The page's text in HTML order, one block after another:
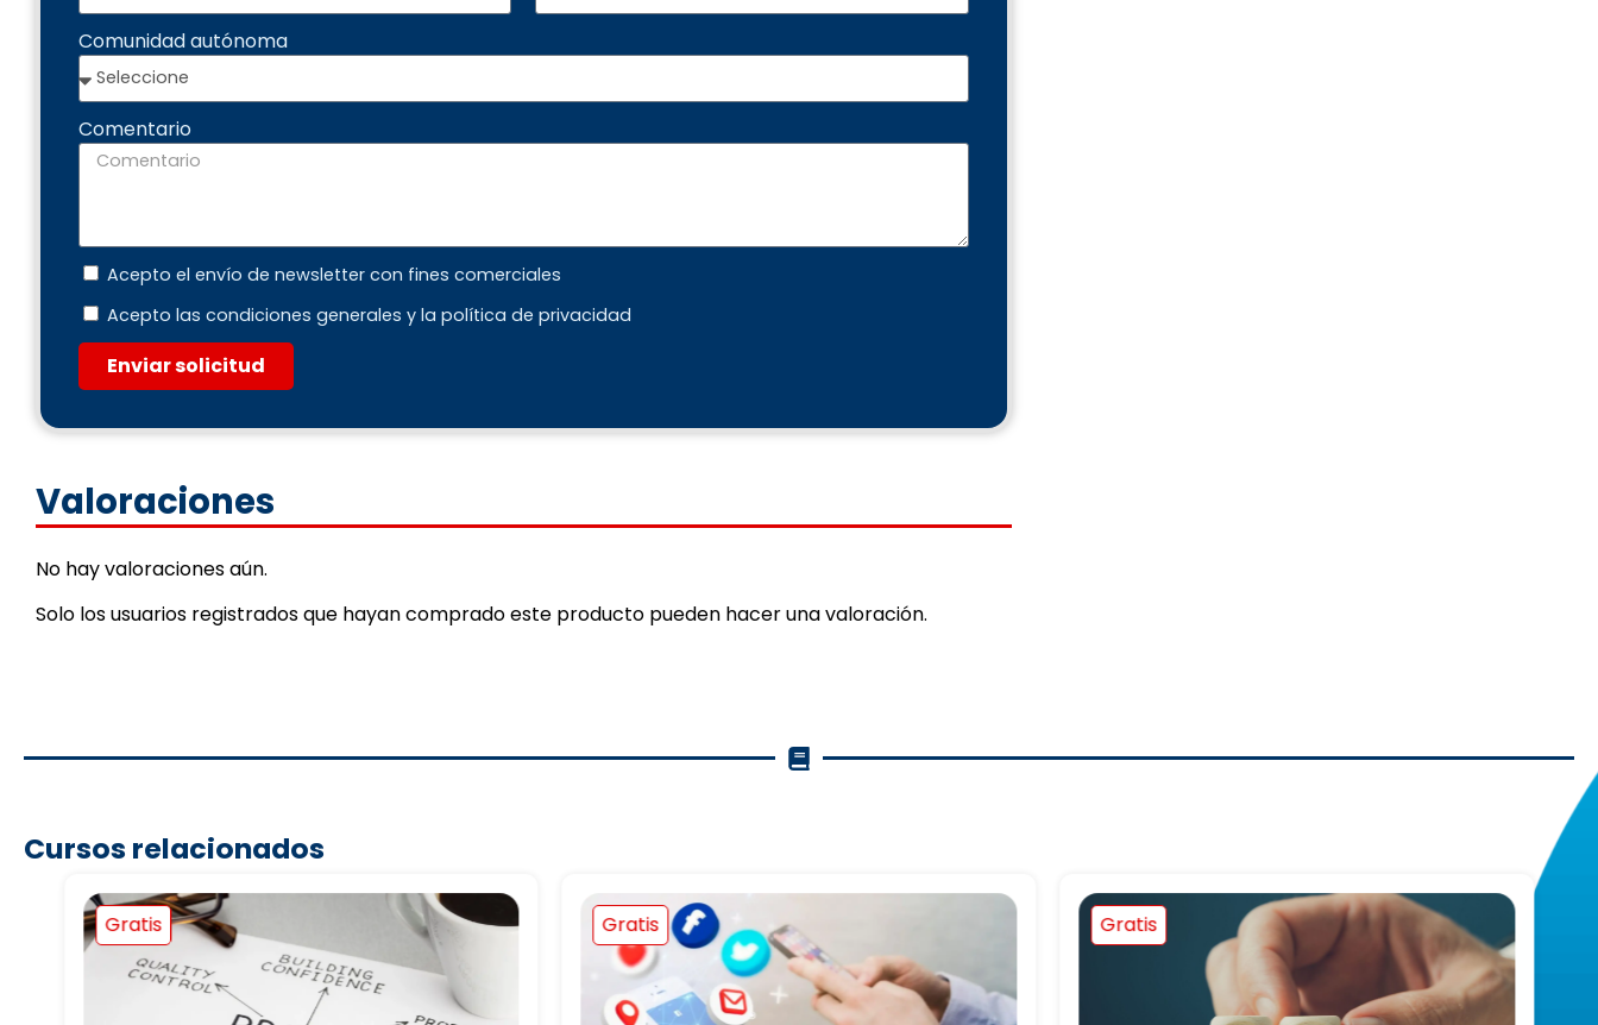
Comunidad autónoma
Comentario
Acepto el envío de newsletter con fines comerciales
Acepto las condiciones generales y la política de privacidad
Enviar solicitud
Valoraciones
No hay valoraciones aún.
Solo los usuarios registrados que hayan comprado este producto pueden hacer una valoración.
Cursos relacionados
Gratis Gratis Gratis